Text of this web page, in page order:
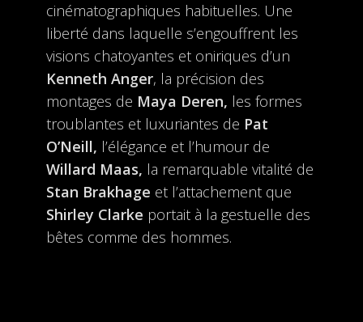
cinématographiques habituelles. Une
liberté dans laquelle s’engouffrent les
visions chatoyantes et oniriques d’un
Kenneth Anger, la précision des
montages de Maya Deren, les formes
troublantes et luxuriantes de Pat
O’Neill, l’élégance et l’humour de
Willard Maas, la remarquable vitalité de
Stan Brakhage et l’attachement que
Shirley Clarke portait à la gestuelle des
bêtes comme des hommes.